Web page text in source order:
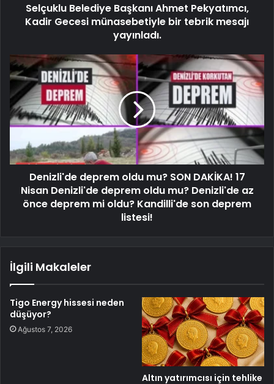
Selçuklu Belediye Başkanı Ahmet Pekyatımcı,
Kadir Gecesi münasebetiyle bir tebrik mesajı
yayınladı.
Denizli'de deprem oldu mu? SON DAKİKA! 17
Nisan Denizli'de deprem oldu mu? Denizli'de az
önce deprem mi oldu? Kandilli'de son deprem
listesi!
İlgili Makaleler
Tigo Energy hissesi neden
düşüyor?
Ağustos 7, 2026
Altın yatırımcısı için tehlike